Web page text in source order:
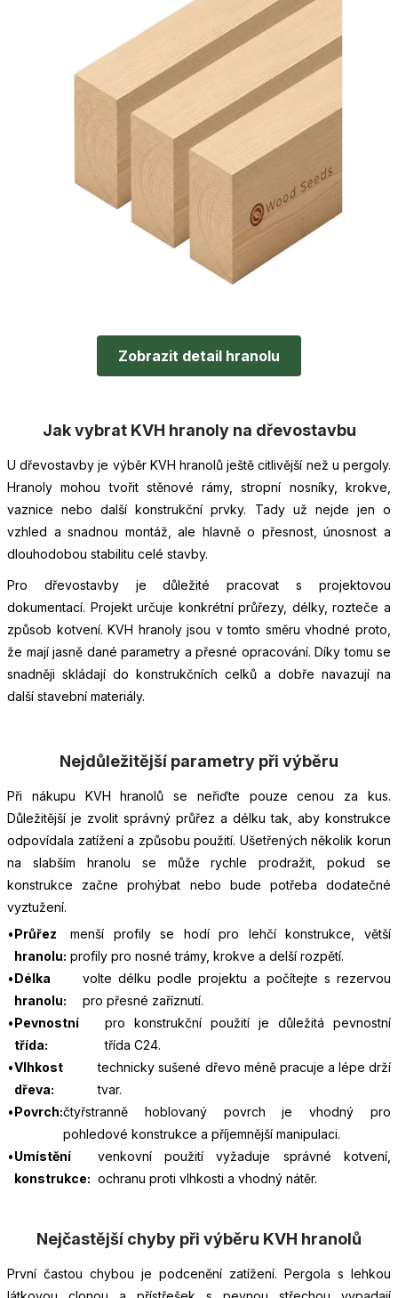
Zobrazit detail hranolu
Jak vybrat KVH hranoly na dřevostavbu
U dřevostavby je výběr KVH hranolů ještě citlivější než u pergoly.
Hranoly mohou tvořit stěnové rámy, stropní nosníky, krokve,
vaznice nebo další konstrukční prvky. Tady už nejde jen o
vzhled a snadnou montáž, ale hlavně o přesnost, únosnost a
dlouhodobou stabilitu celé stavby.
Pro dřevostavby je důležité pracovat s projektovou
dokumentací. Projekt určuje konkrétní průřezy, délky, rozteče a
způsob kotvení. KVH hranoly jsou v tomto směru vhodné proto,
že mají jasně dané parametry a přesné opracování. Díky tomu se
snadněji skládají do konstrukčních celků a dobře navazují na
další stavební materiály.
Nejdůležitější parametry při výběru
Při nákupu KVH hranolů se neřiďte pouze cenou za kus.
Důležitější je zvolit správný průřez a délku tak, aby konstrukce
odpovídala zatížení a způsobu použití. Ušetřených několik korun
na slabším hranolu se může rychle prodražit, pokud se
konstrukce začne prohýbat nebo bude potřeba dodatečné
vyztužení.
Průřez
hranolu:
menší profily se hodí pro lehčí konstrukce, větší
profily pro nosné trámy, krokve a delší rozpětí.
Délka
hranolu:
volte délku podle projektu a počítejte s rezervou
pro přesné zaříznutí.
Pevnostní
třída:
pro konstrukční použití je důležitá pevnostní
třída C24.
Vlhkost
dřeva:
technicky sušené dřevo méně pracuje a lépe drží
tvar.
Povrch:čtyřstranně hoblovaný povrch je vhodný pro
pohledové konstrukce a příjemnější manipulaci.
Umístění
konstrukce:
venkovní použití vyžaduje správné kotvení,
ochranu proti vlhkosti a vhodný nátěr.
Nejčastější chyby při výběru KVH hranolů
První častou chybou je podcenění zatížení. Pergola s lehkou